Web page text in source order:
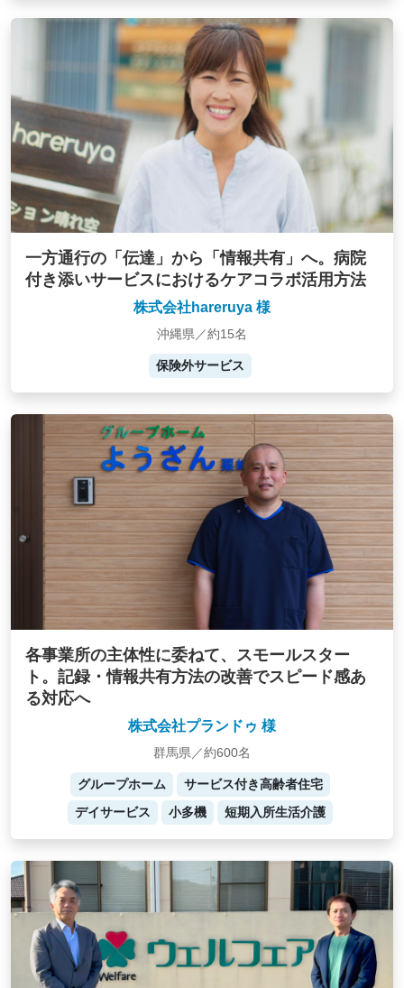
一方通行の「伝達」から「情報共有」へ。病院
付き添いサービスにおけるケアコラボ活用方法
株式会社hareruya 様
沖縄県／約15名
保険外サービス
各事業所の主体性に委ねて、スモールスター
ト。記録・情報共有方法の改善でスピード感あ
る対応へ
株式会社プランドゥ 様
群馬県／約600名
グループホーム
サービス付き高齢者住宅
デイサービス
小多機 短期入所生活介護